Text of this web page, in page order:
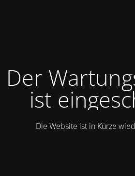
Der
ist
Die Website ist in Kürze